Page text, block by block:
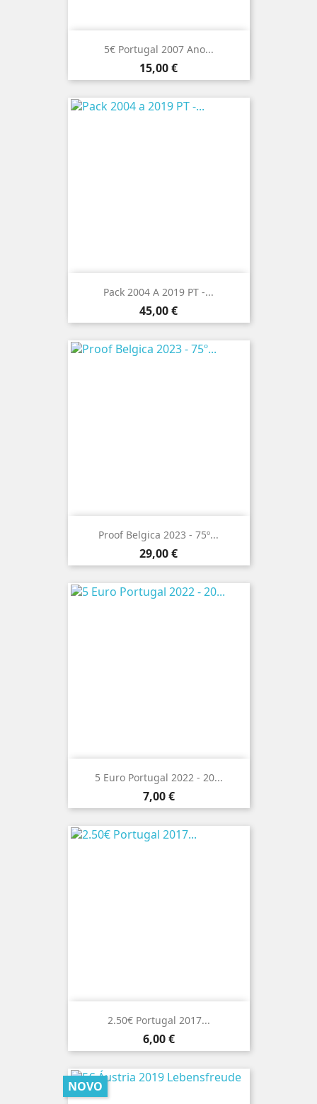
5€ Portugal 2007 Ano...
Preço
15,00 €
Pack 2004 A 2019 PT -...
Preço
45,00 €
Proof Belgica 2023 - 75º...
Preço
29,00 €
5 Euro Portugal 2022 - 20...
Preço
7,00 €
2.50€ Portugal 2017...
Preço
6,00 €
NOVO